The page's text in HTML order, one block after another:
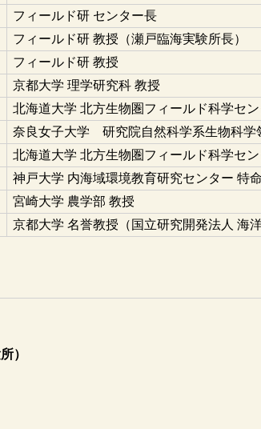
フィールド研 センター長
フィールド研 教授（瀬戸臨海実験所長）
フィールド研 教授
京都大学 理学研究科 教授
北海道大学 北方生物圏フィールド科学セ
奈良女子大学 研究院自然科学系生物科
北海道大学 北方生物圏フィールド科学セ
神戸大学 内海域環境教育研究センター 特
宮崎大学 農学部 教授
京都大学 名誉教授（国立研究開発法人 海
）